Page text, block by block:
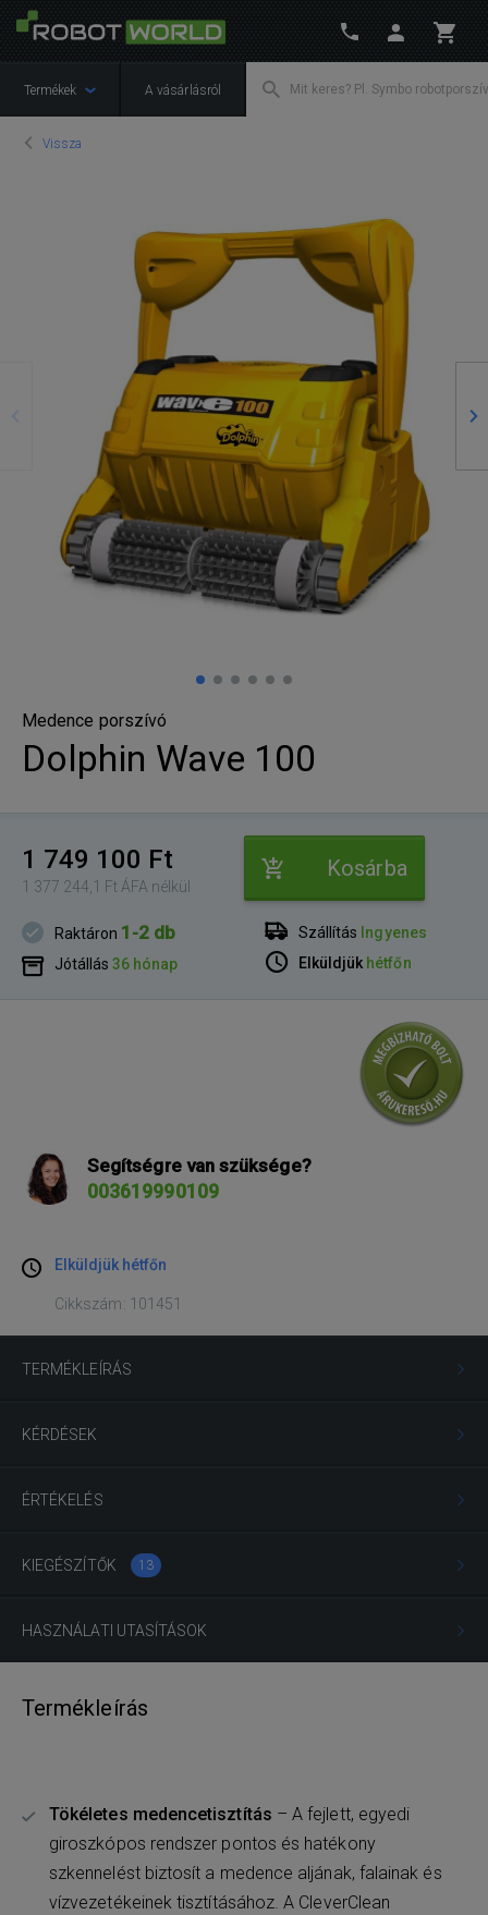
Termékek A vásárlásról
Vissza
Medence porszívó
Dolphin Wave 100
1 749 100 Ft
1 377 244,1 Ft ÁFA nélkül
Kosárba
Raktáron 1-2 db
Jótállás 36 hónap
Szállítás Ingyenes
Elküldjük hétfőn
Segítségre van szüksége?
003619990109
Elküldjük hétfőn
Cikkszám: 101451
TERMÉKLEÍRÁS
KÉRDÉSEK
ÉRTÉKELÉS
KIEGÉSZÍTŐK 13
HASZNÁLATI UTASÍTÁSOK
Termékleírás
Tökéletes medencetisztítás – A fejlett, egyedi
giroszkópos rendszer pontos és hatékony
szkennelést biztosít a medence aljának, falainak és
vízvezetékeinek tisztításához. A CleverClean